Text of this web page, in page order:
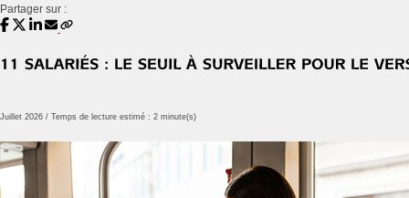
Partager sur :
Juillet 2026 / Temps de lecture estimé : 2 minute(s)